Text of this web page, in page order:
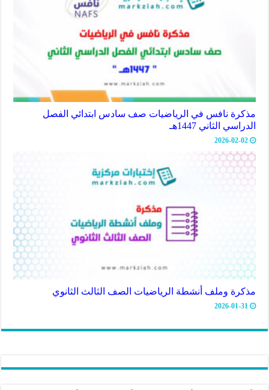
مذكرة نافس في الرياضيات صف سادس ابتدائي الفصل
الدراسي الثاني 1447هـ
2026-02-02
مذكرة وملف أنشطة الرياضيات الصف الثالث الثانوي
2026-01-31